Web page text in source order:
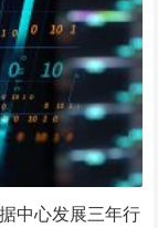
中心发展三年行